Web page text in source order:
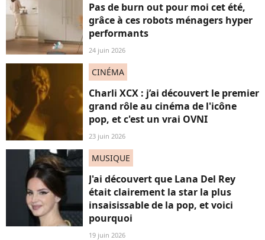
Pas de burn out pour moi cet été,
grâce à ces robots ménagers hyper
performants
24 juin 2026
CINÉMA
Charli XCX : j’ai découvert le premier
grand rôle au cinéma de l'icône
pop, et c'est un vrai OVNI
23 juin 2026
MUSIQUE
J'ai découvert que Lana Del Rey
était clairement la star la plus
insaisissable de la pop, et voici
pourquoi
19 juin 2026